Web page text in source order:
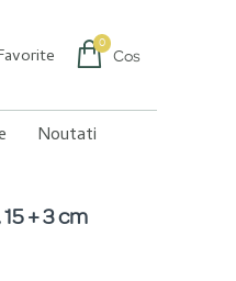
Coș
0
Noutati
+ 3 cm